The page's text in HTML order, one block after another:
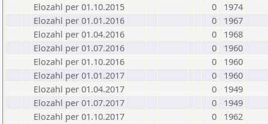
Elozahl per 01.10.2015
0
1974
Elozahl per 01.01.2016
0
1967
Elozahl per 01.04.2016
0
1968
Elozahl per 01.07.2016
0
1960
Elozahl per 01.10.2016
0
1960
Elozahl per 01.01.2017
0
1960
Elozahl per 01.04.2017
0
1949
Elozahl per 01.07.2017
0
1949
Elozahl per 01.10.2017
0
1962